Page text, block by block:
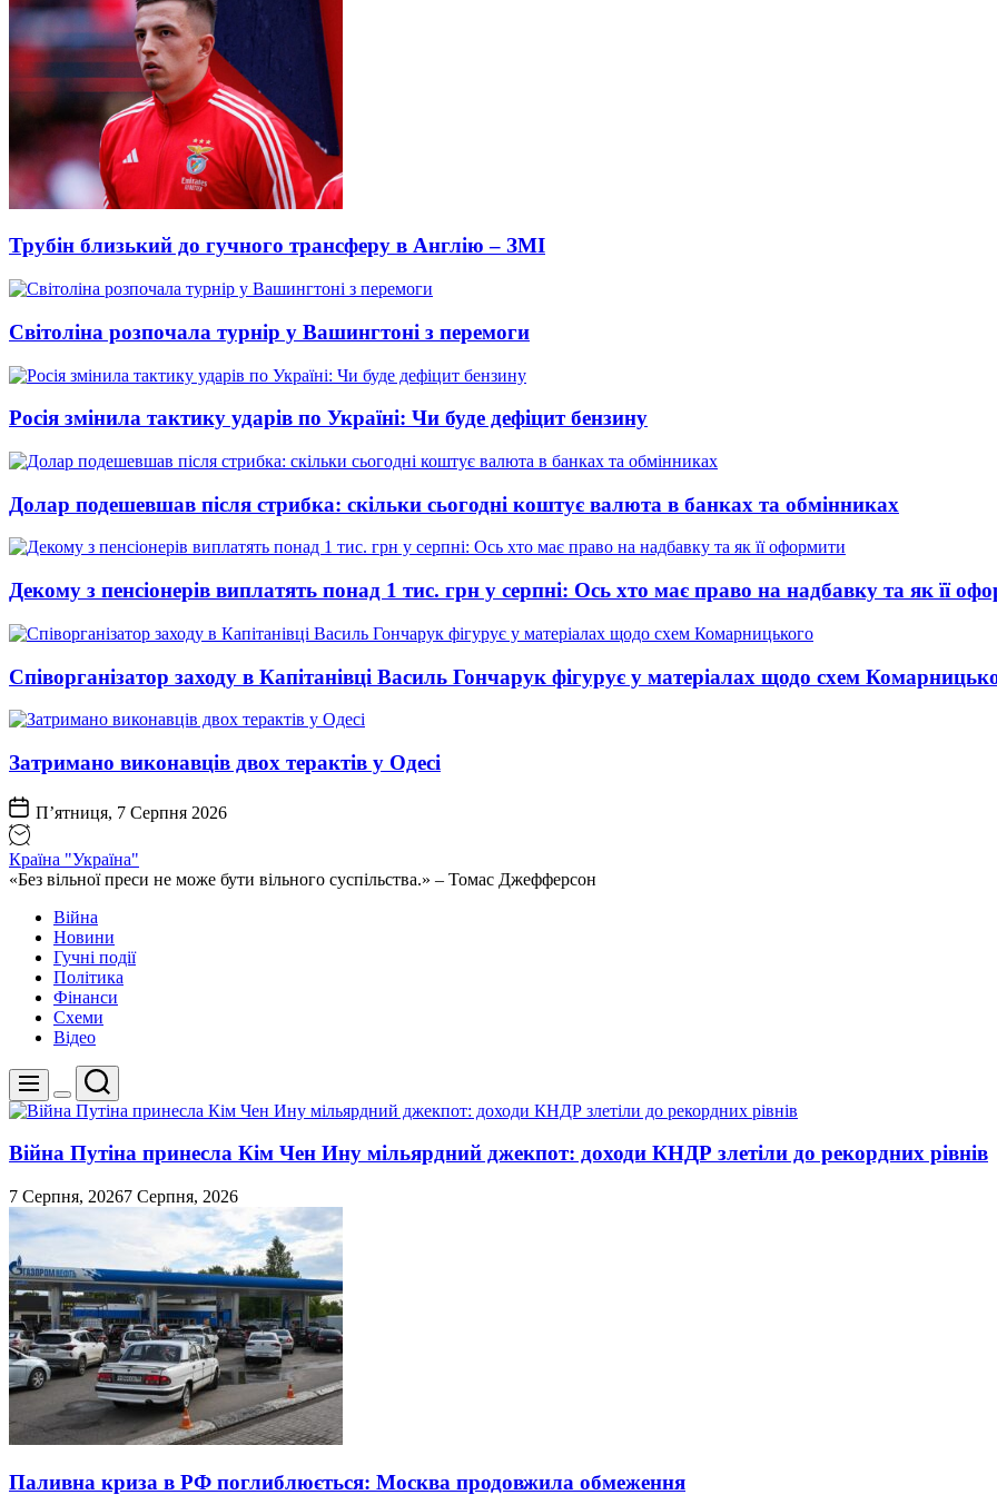
Трубін близький до гучного трансферу в Англію – ЗМІ
Світоліна розпочала турнір у Вашингтоні з перемоги
Росія змінила тактику ударів по Україні: Чи буде дефіцит бензину
Долар подешевшав після стрибка: скільки сьогодні коштує валюта в банках та обмінниках
Декому з пенсіонерів виплатять понад 1 тис. грн у серпні: Ось хто має право на надбавку та як її
Співорганізатор заходу в Капітанівці Василь Гончарук фігурує у матеріалах щодо схем
Затримано виконавців двох терактів у Одесі
П’ятниця, 7 Серпня 2026
Країна "Україна"
«Без вільної преси не може бути вільного суспільства.» – Томас Джефферсон
Війна
Новини
Гучні події
Політика
Фінанси
Схеми
Відео
Меню
Перемикач
кольорового
Пошук
Війна Путіна принесла Кім Чен Ину мільярдний джекпот: доходи КНДР злетіли до рекордних рівнів
7 Серпня, 20267 Серпня, 2026
Паливна криза в РФ поглиблюється: Москва продовжила обмеження